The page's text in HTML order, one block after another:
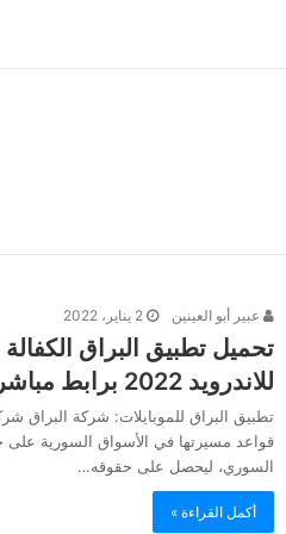
عبير أبو العينين 2 يناير، 2022
تحميل تطبيق البراق الكفالة
للاندرويد 2022 برابط مباشر
تطبيق البراق للموبايلات: شركة البراق
قواعد مسيرتها في الأسواق السورية على
السوري، ليحصل على حقوقه…
أكمل القراءة »